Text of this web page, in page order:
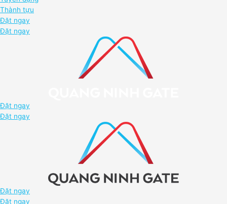
Thành tựu
Đặt ngay
Đặt ngay
Đặt ngay
Đặt ngay
Đặt ngay
Đặt ngay